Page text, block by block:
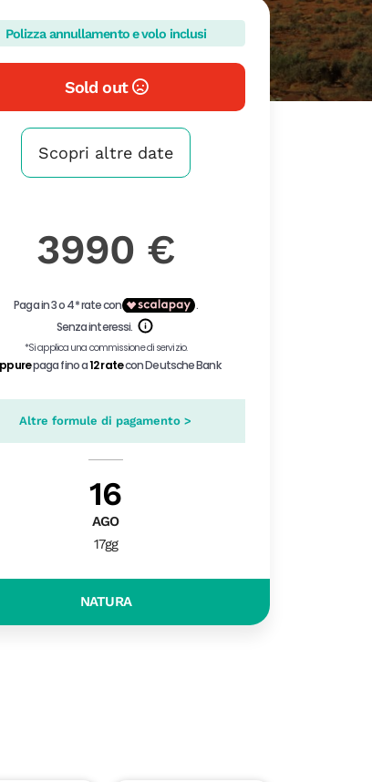
Polizza annullamento e volo inclusi
Sold out
Scopri altre date
3990 €
Altre formule di pagamento >
16
AGO
17gg
NATURA